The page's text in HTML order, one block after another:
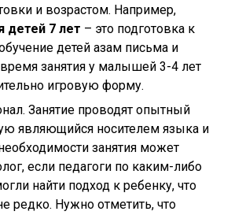
и возрастом. Например,
детей 7 лет – это подготовка к
детей азам письма и
занятия у малышей 3-4 лет
игровую форму.
Занятие проводят опытный
являющийся носителем языка и
занятия может
если педагоги по каким-либо
найти подход к ребенку, что
редко. Нужно отметить, что